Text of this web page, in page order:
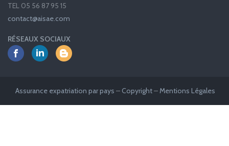
TEL 05 56 87 95 15
contact@aisae.com
RÉSEAUX SOCIAUX
Assurance expatriation par pays – Copyright–Mentions Légales